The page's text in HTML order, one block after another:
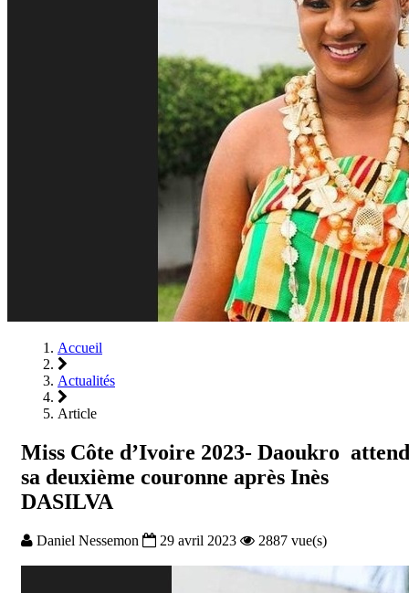
Accueil
Actualités
Article
Miss Côte d’Ivoire 2023- Daoukro attend
sa deuxième couronne après Inès
DASILVA
Daniel Nessemon 29 avril 2023 2887 vue(s)